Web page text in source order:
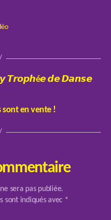
𝙏𝙧𝙤𝙥𝙝é𝙚 𝙙𝙚 𝘿𝙖𝙣𝙨𝙚
sont en vente !
sera pas publiée.
sont indiqués avec *